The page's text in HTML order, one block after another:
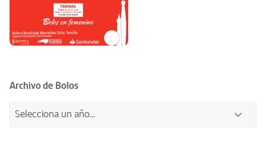
Archivo de Bolos